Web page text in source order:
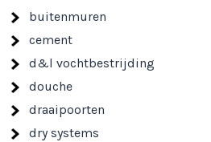
buitenmuren
cement
d&l vochtbestrijding
douche
draaipoorten
dry systems